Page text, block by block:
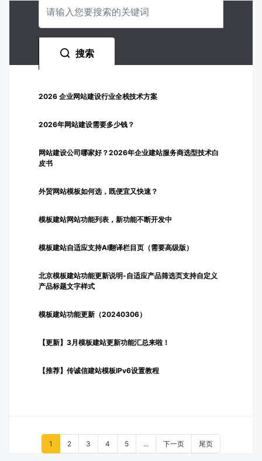
题
搜索
2026 企业网站建设行业全栈技术方案
2026年网站建设需要多少钱？
网站建设公司哪家好？2026年企业建站服务商选型技术白
皮书
外贸网站模板如何选，既便宜又快速？
模板建站网站功能列表，新功能不断开发中
模板建站自适应支持AI翻译栏目页（需要高级版）
北京模板建站功能更新说明-自适应产品筛选页支持自定义
产品标题文字样式
模板建站功能更新（20240306）
【更新】3月模板建站更新功能汇总来啦！
【推荐】传诚信建站模板IPv6设置教程
1 2 3 4 5 ... 下一页 尾页